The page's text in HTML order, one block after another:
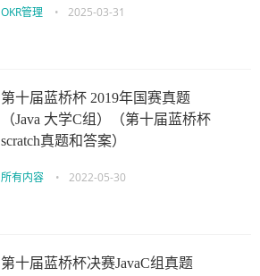
OKR管理 • 2025-03-31
第十届蓝桥杯 2019年国赛真题
（Java 大学C组）（第十届蓝桥杯
scratch真题和答案）
所有内容 • 2022-05-30
第十届蓝桥杯决赛JavaC组真题